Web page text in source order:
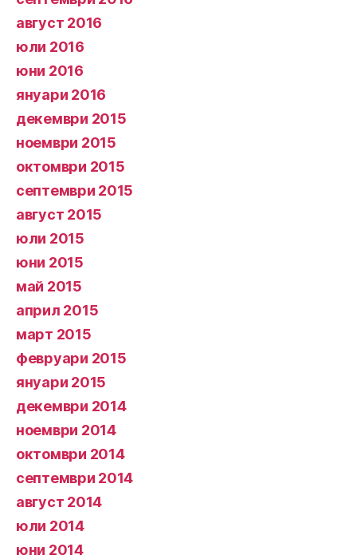
август 2016
юли 2016
юни 2016
януари 2016
декември 2015
ноември 2015
октомври 2015
септември 2015
август 2015
юли 2015
юни 2015
май 2015
април 2015
март 2015
февруари 2015
януари 2015
декември 2014
ноември 2014
октомври 2014
септември 2014
август 2014
юли 2014
юни 2014